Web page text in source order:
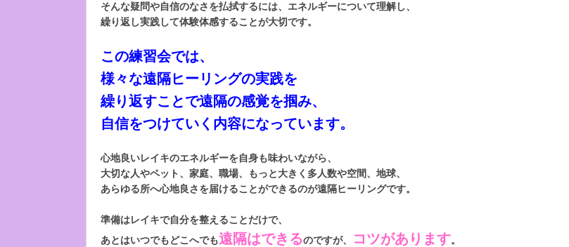
そんな疑問や自信のなさを払拭するには、エネルギーについて理解し、
繰り返し実践して体験体感することが大切です。
この練習会では、
様々な遠隔ヒーリングの実践を
繰り返すことで遠隔の感覚を掴み、
自信をつけていく内容になっています。
心地良いレイキのエネルギーを自身も味わいながら、
大切な人やペット、家庭、職場、もっと大きく多人数や空間、地球、
あらゆる所へ心地良さを届けることができるのが遠隔ヒーリングです。
準備はレイキで自分を整えることだけで、
あとはいつでもどこへでも遠隔はできるのですが、 コツがあります。